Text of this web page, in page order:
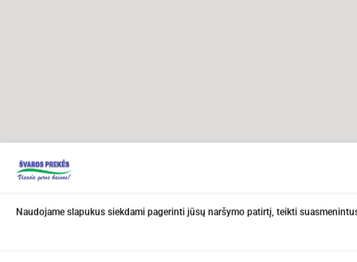
Naudojame slapukus siekdami pagerinti jūsų naršymo patirtį, teikti